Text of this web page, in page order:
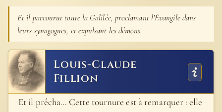
Et il parcourut toute la Galilée, proclamant l’Évangile dans
leurs synagogues, et expulsant les démons.
Louis-Claude
Fillion
Et il prêcha… Cette tournure est à remarquer : elle